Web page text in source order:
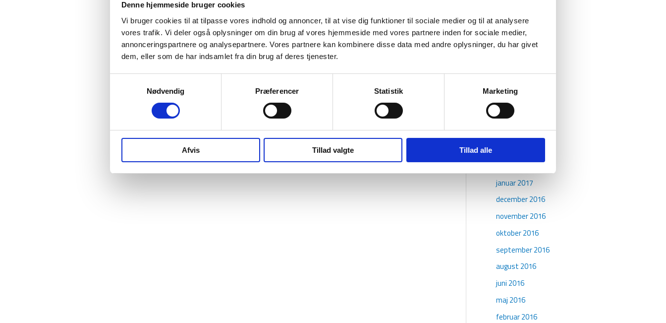
Denne hjemmeside bruger cookies
Vi bruger cookies til at tilpasse vores indhold og annoncer, til at vise dig funktioner til sociale medier og til at analysere
vores trafik. Vi deler også oplysninger om din brug af vores hjemmeside med vores partnere inden for sociale medier,
annonceringspartnere og analysepartnere. Vores partnere kan kombinere disse data med andre oplysninger, du har givet
dem, eller som de har indsamlet fra din brug af deres tjenester.
Nødvendig
Præferencer Statistik Marketing
Afvis Tillad valgte Tillad alle
december 2017
november 2017
september 2017
juni 2017
maj 2017
april 2017
februar 2017
januar 2017
december 2016
november 2016
oktober 2016
september 2016
august 2016
juni 2016
maj 2016
februar 2016